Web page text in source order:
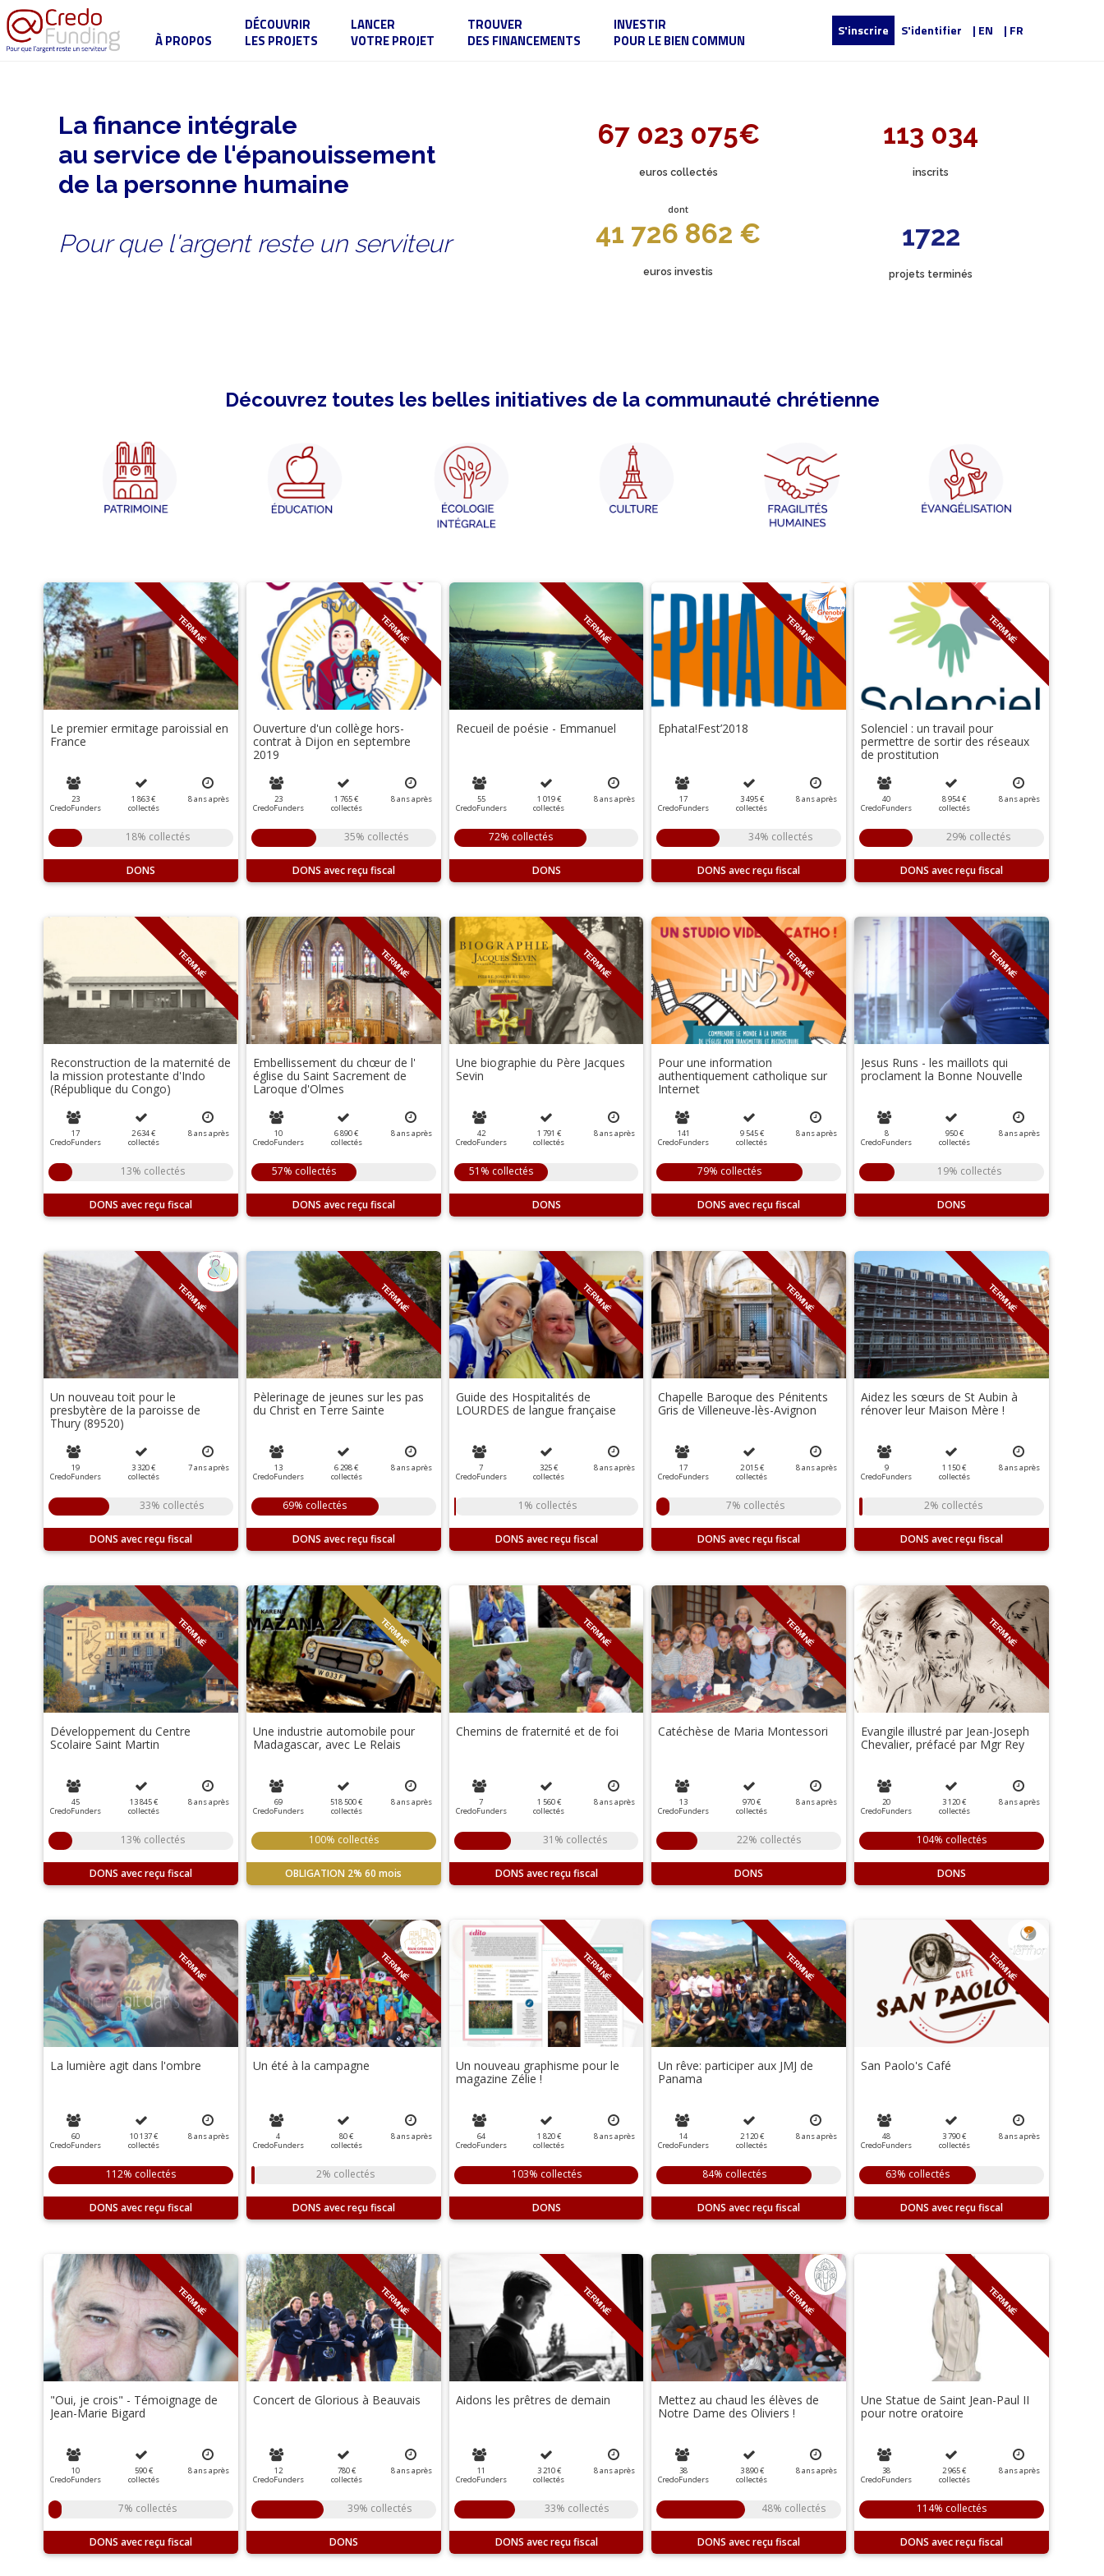
S'inscrire S'identifier | EN | FR
À PROPOS
DÉCOUVRIR
LES PROJETS
LANCER
VOTRE PROJET
TROUVER
DES FINANCEMENTS
INVESTIR
POUR LE BIEN COMMUN
La finance intégrale
au service de l'épanouissement
de la personne humaine
Pour que l'argent reste un serviteur
67 023 075€
euros collectés
dont
41 726 862 €
euros investis
113 034
inscrits
1722
projets terminés
Découvrez toutes les belles initiatives de la communauté chrétienne
TERMINÉ
Le premier ermitage paroissial en
France
23
CredoFunders
1 863 €
collectés
8ansaprès
18% collectés
DONS
TERMINÉ
Ouverture d'un collège hors-
contrat à Dijon en septembre
2019
23
CredoFunders
1 765 €
collectés
8ansaprès
35% collectés
DONS
TERMINÉ
Recueil de poésie - Emmanuel
55
CredoFunders
1 019 €
collectés
8ansaprès
72% collectés
DONS
TERMINÉ
Ephata!Fest’2018
17
CredoFunders
3 495 €
collectés
8ansaprès
34% collectés
DONS
TERMINÉ
Solenciel : un travail pour
permettre de sortir des réseaux
de prostitution
40
CredoFunders
8 954 €
collectés
8ansaprès
29% collectés
DONS
TERMINÉ
Reconstruction de la maternité de
la mission protestante d'Indo
(République du Congo)
17
CredoFunders
2 634 €
collectés
8ansaprès
13% collectés
DONS
TERMINÉ
Embellissement du chœur de l'
église du Saint Sacrement de
Laroque d'Olmes
10
CredoFunders
6 890 €
collectés
8ansaprès
57% collectés
DONS
TERMINÉ
Une biographie du Père Jacques
Sevin
42
CredoFunders
1 791 €
collectés
8ansaprès
51% collectés
DONS
TERMINÉ
Pour une information
authentiquement catholique sur
Internet
141
CredoFunders
9 545 €
collectés
8ansaprès
79% collectés
DONS
TERMINÉ
Jesus Runs - les maillots qui
proclament la Bonne Nouvelle
8
CredoFunders
950 €
collectés
8ansaprès
19% collectés
DONS
TERMINÉ
Un nouveau toit pour le
presbytère de la paroisse de
Thury (89520)
19
CredoFunders
3 320 €
collectés
7ansaprès
33% collectés
DONS
TERMINÉ
Pèlerinage de jeunes sur les pas
du Christ en Terre Sainte
13
CredoFunders
6 298 €
collectés
8ansaprès
69% collectés
DONS
TERMINÉ
Guide des Hospitalités de
LOURDES de langue française
7
CredoFunders
325 €
collectés
8ansaprès
1% collectés
DONS
TERMINÉ
Chapelle Baroque des Pénitents
Gris de Villeneuve-lès-Avignon
17
CredoFunders
2 015 €
collectés
8ansaprès
7% collectés
DONS
TERMINÉ
Aidez les sœurs de St Aubin à
rénover leur Maison Mère !
9
CredoFunders
1 150 €
collectés
8ansaprès
2% collectés
DONS
TERMINÉ
Développement du Centre
Scolaire Saint Martin
45
CredoFunders
13 845 €
collectés
8ansaprès
13% collectés
DONS
TERMINÉ
Une industrie automobile pour
Madagascar, avec Le Relais
69
CredoFunders
518 500 €
collectés
8ansaprès
100% collectés
OBLIGATION 2% 60 mois
TERMINÉ
Chemins de fraternité et de foi
7
CredoFunders
1 560 €
collectés
8ansaprès
31% collectés
DONS
TERMINÉ
Catéchèse de Maria Montessori
13
CredoFunders
970 €
collectés
8ansaprès
22% collectés
DONS
TERMINÉ
Evangile illustré par Jean-Joseph
Chevalier, préfacé par Mgr Rey
20
CredoFunders
3 120 €
collectés
8ansaprès
104% collectés
DONS
TERMINÉ
La lumière agit dans l'ombre
60
CredoFunders
10 137 €
collectés
8ansaprès
112% collectés
DONS
TERMINÉ
Un été à la campagne
4
CredoFunders
80 €
collectés
8ansaprès
2% collectés
DONS
TERMINÉ
Un nouveau graphisme pour le
magazine Zélie !
64
CredoFunders
1 820 €
collectés
8ansaprès
103% collectés
DONS
TERMINÉ
Un rêve: participer aux JMJ de
Panama
14
CredoFunders
2 120 €
collectés
8ansaprès
84% collectés
DONS
TERMINÉ
San Paolo's Café
48
CredoFunders
3 790 €
collectés
8ansaprès
63% collectés
DONS
TERMINÉ
"Oui, je crois" - Témoignage de
Jean-Marie Bigard
10
CredoFunders
590 €
collectés
8ansaprès
7% collectés
DONS
TERMINÉ
Concert de Glorious à Beauvais
12
CredoFunders
780 €
collectés
8ansaprès
39% collectés
DONS
TERMINÉ
Aidons les prêtres de demain
11
CredoFunders
3 210 €
collectés
8ansaprès
33% collectés
DONS
TERMINÉ
Mettez au chaud les élèves de
Notre Dame des Oliviers !
38
CredoFunders
3 890 €
collectés
8ansaprès
48% collectés
DONS
TERMINÉ
Une Statue de Saint Jean-Paul II
pour notre oratoire
38
CredoFunders
2 965 €
collectés
8ansaprès
114% collectés
DONS